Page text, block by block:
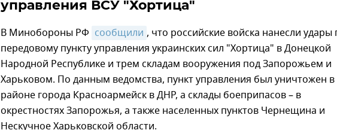
управления ВСУ "Хортица"
В Минобороны РФ сообщили , что российские войска нанесли удары
передовому пункту управления украинских сил "Хортица" в Донецкой
Народной Республике и трем складам вооружения под Запорожьем и
Харьковом. По данным ведомства, пункт управления был уничтожен в
районе города Красноармейск в ДНР, а склады боеприпасов – в
окрестностях Запорожья, а также населенных пунктов Чернещина и
Нескучное Харьковской области.